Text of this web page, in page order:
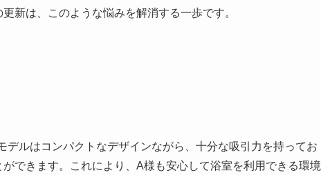
新は、このような悩みを解消する一歩です。
ルはコンパクトなデザインながら、十分な吸引力を持ってお
できます。これにより、A様も安心して浴室を利用できる環境